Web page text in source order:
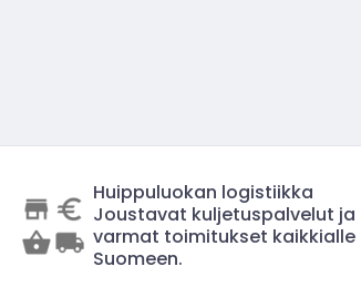
Huippuluokan logistiikka
Joustavat kuljetuspalvelut ja
varmat toimitukset kaikkialle
Suomeen.